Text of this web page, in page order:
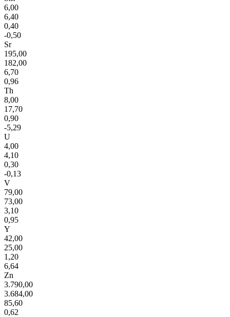
6,00
6,40
0,40
-0,50
Sr
195,00
182,00
6,70
0,96
Th
8,00
17,70
0,90
-5,29
U
4,00
4,10
0,30
-0,13
V
79,00
73,00
3,10
0,95
Y
42,00
25,00
1,20
6,64
Zn
3.790,00
3.684,00
85,60
0,62